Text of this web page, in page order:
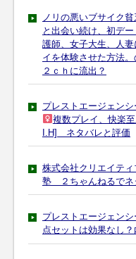
ノリの悪いブサイク
と出会い続け、初デ
護師、女子大生、人
イを体験させた方法
２ｃｈに流出？
プレストエージェン
複数プレイ、快楽
I.H] ネタバレと評価
株式会社クリエイテ
塾 ２ちゃんねるでネ
プレストエージェン
点セットは効果なし